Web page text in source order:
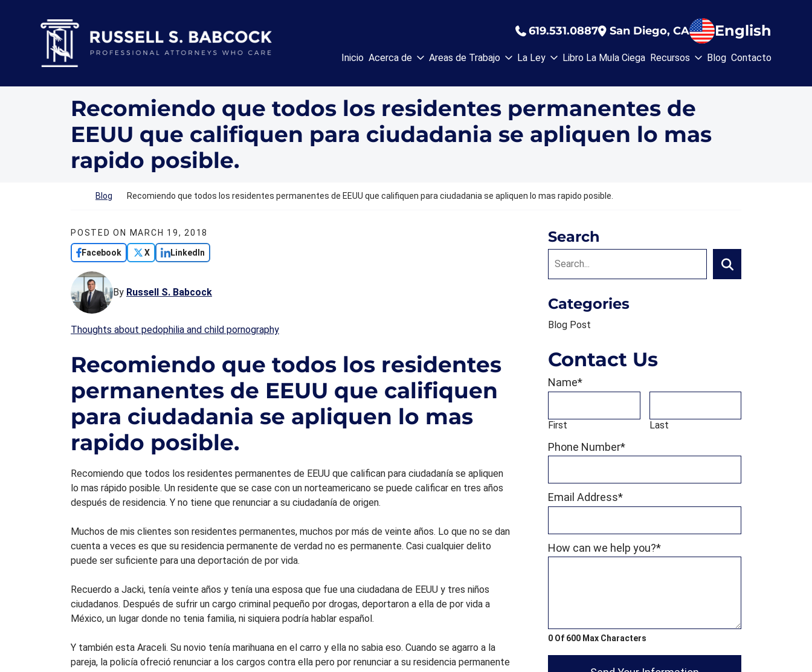
Return home
619.531.0887 San Diego, CA English
Inicio Acerca de Areas de Trabajo La Ley Libro La Mula Ciega Recursos Blog Contacto
Recomiendo que todos los residentes permanentes de
EEUU que califiquen para ciudadania se apliquen lo mas
rapido posible.
Return home
Blog Recomiendo que todos los residentes permanentes de EEUU que califiquen para ciudadania se apliquen lo mas rapido posible.
POSTED ON MARCH 19, 2018
Facebook X LinkedIn
By Russell S. Babcock
Thoughts about pedophilia and child pornography
Recomiendo que todos los residentes
permanentes de EEUU que califiquen
para ciudadania se apliquen lo mas
rapido posible.
Recomiendo que todos los residentes permanentes de EEUU que califican para ciudadanía se apliquen
lo mas rápido posible. Un residente que se case con un norteamericano se puede calificar en tres años
después de residencia. Y no tiene que renunciar a su ciudadanía de origen.
Muchos de mis clientes son residentes permanentes, muchos por más de veinte años. Lo que no se dan
cuenta a veces es que su residencia permanente de verdad no es permanente. Casi cualquier delito
puede ser suficiente para una deportación de por vida.
Recuerdo a Jacki, tenía veinte años y tenía una esposa que fue una ciudadana de EEUU y tres niños
ciudadanos. Después de sufrir un cargo criminal pequeño por drogas, deportaron a ella de por vida a
México, un lugar donde no tenia familia, ni siquiera podría hablar español.
Y también esta Araceli. Su novio tenía marihuana en el carro y ella no sabia eso. Cuando se agarro a la
pareja, la policía ofreció renunciar a los cargos contra ella pero por renunciar a su residencia permanente
Search
Search
Categories
Blog Post
Contact Us
Name*
First Last
Phone Number*
Email Address*
How can we help you?*
0 Of 600 Max Characters